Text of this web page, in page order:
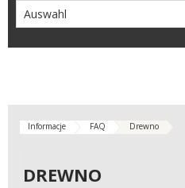
Informacje FAQ Drewno
DREWNO